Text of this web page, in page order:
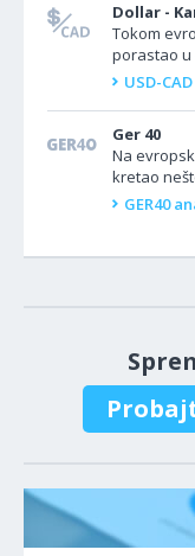
Dollar -
Tokom
porastao u
ispod nivoa
USD-
Ger 40
Na
kretao
su se
GER40